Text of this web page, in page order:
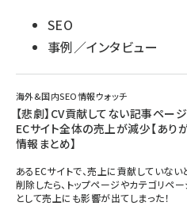
SEO
事例／インタビュー
海外&国内SEO情報ウォッチ
【悲劇】CV貢献してない記事ペー
ECサイト全体の売上が減少【ありが
情報まとめ】
あるECサイトで、売上に貢献していな
削除したら、トップページやカテゴリペ
として売上にも影響が出てしまった！